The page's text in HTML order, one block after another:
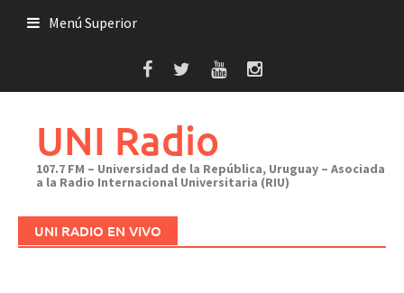
Menú Superior
UNI Radio
107.7 FM – Universidad de la República, Uruguay – Asociada
a la Radio Internacional Universitaria (RIU)
UNI RADIO EN VIVO